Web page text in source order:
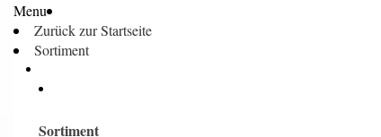
Menu
Zurück zur Startseite
Sortiment
Sortiment